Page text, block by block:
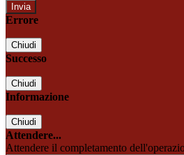
Errore
Chiudi
Successo
Chiudi
Informazione
Chiudi
Attendere...
Attendere il completamento